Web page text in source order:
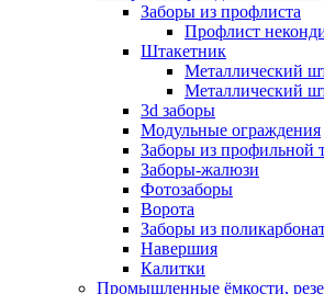
Заборы из профлиста
Профлист
Штакетник
Металлический
Металлический
3d заборы
Модульные ограждения
Заборы из профильной
Заборы-жалюзи
Фотозаборы
Ворота
Заборы из
Навершия
Калитки
Промышленные ёмкости,